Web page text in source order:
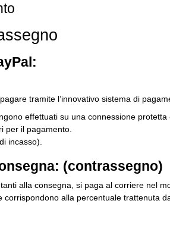
tramite l’innovativo sistema di
effettuati su una connessione
per il pagamento.
incasso).
(contrassegno)
alla consegna, si paga al corriere nel
corrispondono alla percentuale trattenuta